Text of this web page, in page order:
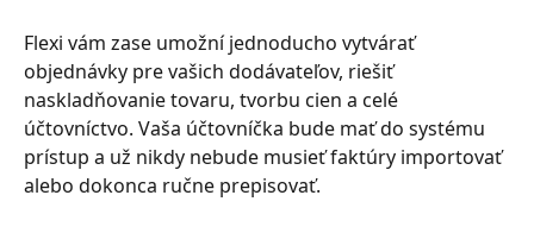
Flexi vám zase umožní jednoducho vytvárať
objednávky pre vašich dodávateľov, riešiť
naskladňovanie tovaru, tvorbu cien a celé
účtovníctvo. Vaša účtovníčka bude mať do systému
prístup a už nikdy nebude musieť faktúry importovať
alebo dokonca ručne prepisovať.